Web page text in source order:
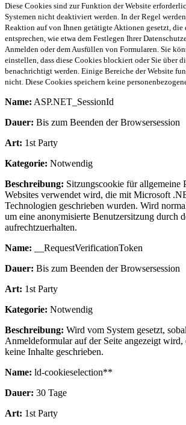
Diese Cookies sind zur Funktion der Website
Systemen nicht deaktiviert werden. In der Regel
Reaktion auf von Ihnen getätigte Aktionen gesetzt, die
entsprechen, wie etwa dem Festlegen Ihrer
Anmelden oder dem Ausfüllen von Formularen. Sie
einstellen, dass diese Cookies blockiert oder Sie über
benachrichtigt werden. Einige Bereiche der Website
nicht. Diese Cookies speichern keine
Name: ASP.NET_SessionId
Dauer: Bis zum Beenden der Browsersession
Art: 1st Party
Kategorie: Notwendig
Beschreibung: Sitzungscookie für allgemeine
Websites verwendet wird, die mit Microsoft
Technologien geschrieben wurden. Wird
um eine anonymisierte Benutzersitzung durch
aufrechtzuerhalten.
Name: __RequestVerificationToken
Dauer: Bis zum Beenden der Browsersession
Art: 1st Party
Kategorie: Notwendig
Beschreibung: Wird vom System gesetzt,
Anmeldeformular auf der Seite angezeigt wird,
keine Inhalte geschrieben.
Name: ld-cookieselection**
Dauer: 30 Tage
Art: 1st Party